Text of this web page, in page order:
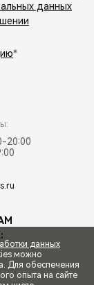
данных
*
20:00
данных
можно
Для обеспечения
опыта на сайте